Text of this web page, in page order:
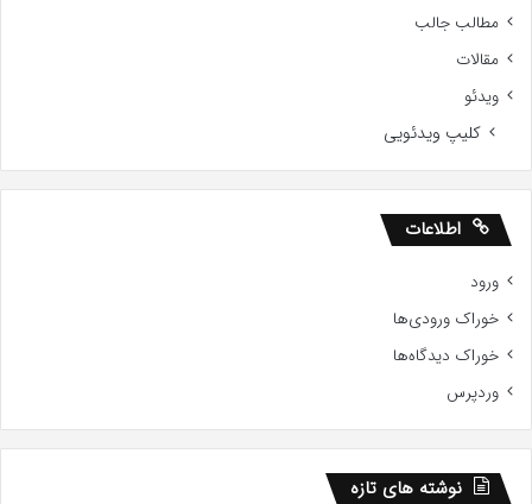
مطالب جالب
مقالات
ویدئو
کلیپ ویدئویی
اطلاعات
ورود
خوراک ورودی‌ها
خوراک دیدگاه‌ها
وردپرس
نوشته های تازه